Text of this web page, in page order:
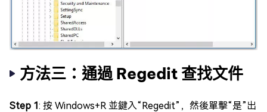
方法三：通過 Regedit 查找文件
Step 1: 按 Windows+R 並鍵入“Regedit”，然後單擊“是”出